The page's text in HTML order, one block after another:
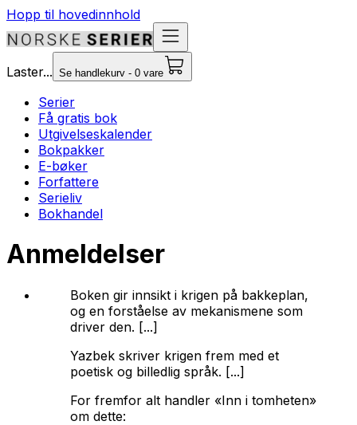
Hopp til hovedinnhold
Laster... Se handlekurv - 0 vare
Serier
Få gratis bok
Utgivelseskalender
Bokpakker
E-bøker
Forfattere
Serieliv
Bokhandel
Anmeldelser
Boken gir innsikt i krigen på bakkeplan,
og en forståelse av mekanismene som
driver den. [...]
Yazbek skriver krigen frem med et
poetisk og billedlig språk. [...]
For fremfor alt handler «Inn i tomheten»
om dette: